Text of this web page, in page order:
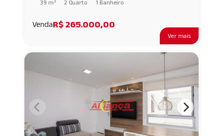
Ver mais
39 m² 2 Quarto 1 Banheiro
VendaR$ 265.000,00